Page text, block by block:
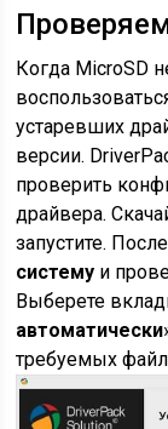
Когда MicroSD
устаревших
версии.
проверить
драйвера.
запустите.
систему и
Выберете
автоматически
требуемых